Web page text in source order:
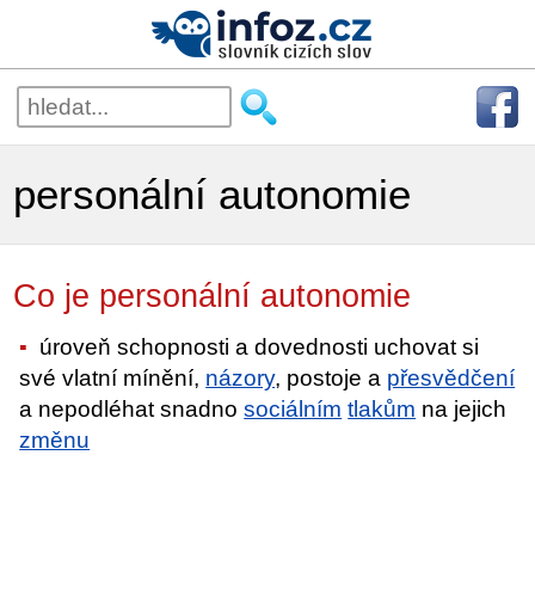
personální autonomie
Co je personální autonomie
úroveň schopnosti a dovednosti uchovat si
své vlatní mínění, názory, postoje a přesvědčení
a nepodléhat snadnosociálním tlakům na jejich
změnu